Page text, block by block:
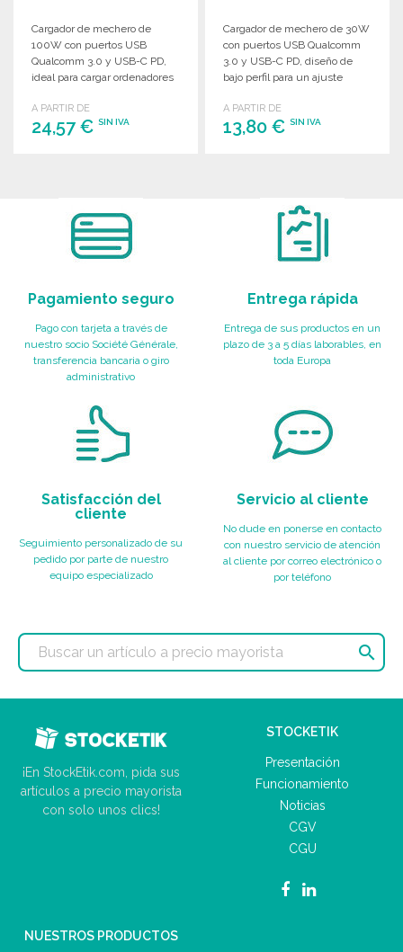
Cargador de mechero de
100W con puertos USB
Qualcomm 3.0 y USB-C PD,
ideal para cargar ordenadores
A PARTIR DE
24,57 € SIN IVA
Cargador de mechero de 30W
con puertos USB Qualcomm
3.0 y USB-C PD, diseño de
bajo perfil para un ajuste
A PARTIR DE
13,80 €SIN IVA
Pagamiento seguro
Pago con tarjeta a través de
nuestro socio Société Générale,
transferencia bancaria o giro
administrativo
Entrega rápida
Entrega de sus productos en un
plazo de 3 a 5 días laborables, en
toda Europa
Satisfacción del
cliente
Seguimiento personalizado de su
pedido por parte de nuestro
equipo especializado
Servicio al cliente
No dude en ponerse en contacto
con nuestro servicio de atención
al cliente por correo electrónico o
por teléfono

¡En StockEtik.com, pida sus
artículos a precio mayorista
con solo unos clics!
STOCKETIK
Presentación
Funcionamiento
Noticias
CGV
CGU
NUESTROS PRODUCTOS